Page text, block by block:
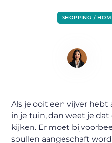
SHOPPING /
Als je ooit een vijver hebt
in je tuin, dan weet je
kijken. Er moet
spullen aangeschaft